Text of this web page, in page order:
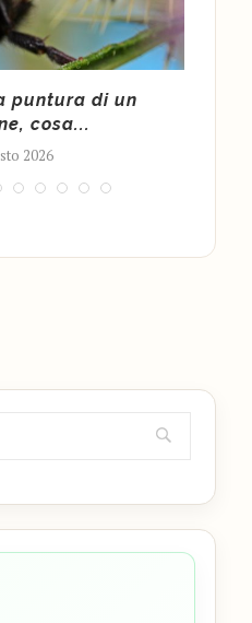
puntura di un
cosa...
2026